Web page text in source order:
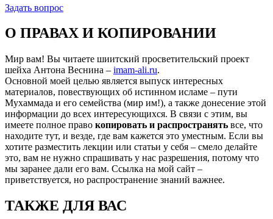
Задать вопрос
О ПРАВАХ И КОПИРОВАНИИ
Мир вам! Вы читаете шиитский просветительский проект
шейха Антона Веснина – imam-ali.ru.
Основной моей целью является выпуск интересных
материалов, повествующих об истинном исламе – пути
Мухаммада и его семейства (мир им!), а также донесение этой
информации до всех интересующихся. В связи с этим, вы
имеете полное право копировать и распространять все, что
находите тут, и везде, где вам кажется это уместным. Если вы
хотите разместить лекции или статьи у себя – смело делайте
это, вам не нужно спрашивать у нас разрешения, потому что
мы заранее дали его вам. Ссылка на мой сайт –
приветствуется, но распространение знаний важнее.
ТАКЖЕ ДЛЯ ВАС